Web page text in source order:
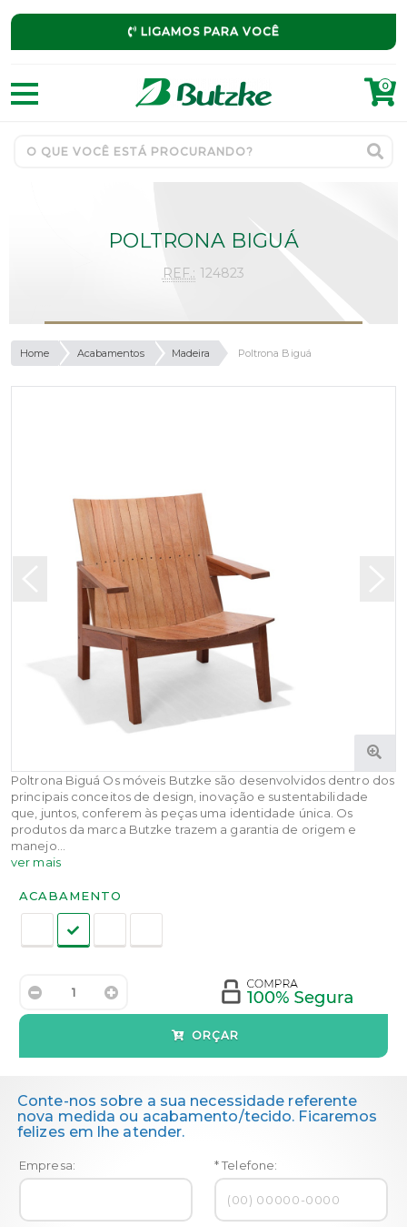
LIGAMOS PARA VOCÊ
0
POLTRONA BIGUÁ
REF.: 124823
Home Acabamentos Madeira Poltrona Biguá
Poltrona Biguá Os móveis Butzke são desenvolvidos dentro dos
principais conceitos de design, inovação e sustentabilidade
que, juntos, conferem às peças uma identidade única. Os
produtos da marca Butzke trazem a garantia de origem e
manejo...
ver mais
Acabamento:
ACABAMENTO
ORÇAR
Conte-nos sobre a sua necessidade referente
nova medida ou acabamento/tecido. Ficaremos
felizes em lhe atender.
Empresa: * Telefone: